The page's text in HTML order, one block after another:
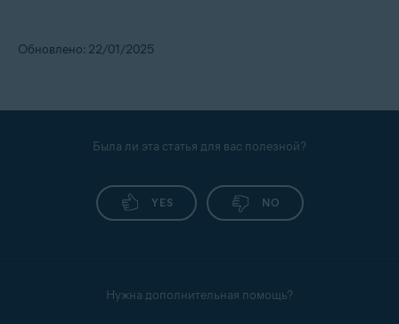
Обновлено: 22/01/2025
Была ли эта статья для вас полезной?
YES NO
Нужна дополнительная помощь?